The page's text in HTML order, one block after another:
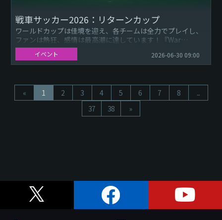
戦車サッカー2026：リターンカップ
ワールドカップは佳境を迎え、各チームは全力でプレイし、
ファンは熱狂、感情は最高潮に達しています！『War
Thunder』で内なるサッカー魂を解き放ちましょう。新たな
報酬セット、リ...
イベント 2026-06-30 09:00
« 1 2 3 4 5 6 7 8
...
37
38 »